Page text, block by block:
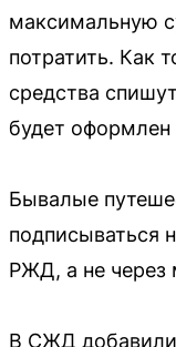
максимальную
потратить. Как
средства
будет
Бывалые
подписываться
РЖД, а не через
В СЖД